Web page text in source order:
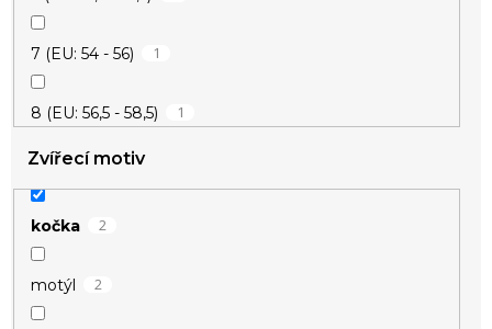
7 (EU: 54 - 56) 1
8 (EU: 56,5 - 58,5) 1
Zvířecí motiv
kočka 2
motýl 2